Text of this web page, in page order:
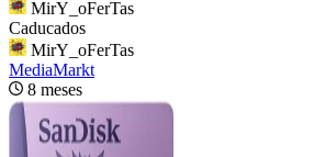
MirY_oFerTas
Caducados
MirY_oFerTas
MediaMarkt
8 meses